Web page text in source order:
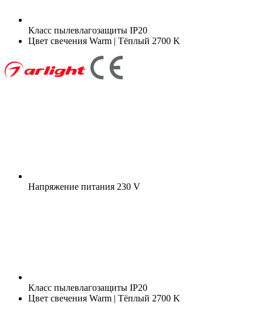
Класс пылевлагозащиты IP20
Цвет свечения Warm | Тёплый 2700 K
Напряжение питания 230 V
Класс пылевлагозащиты IP20
Цвет свечения Warm | Тёплый 2700 K